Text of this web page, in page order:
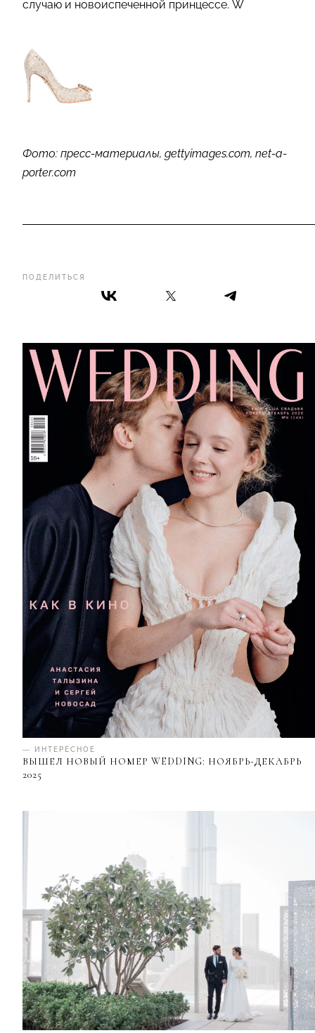
ПОДЕЛИТЬСЯ
— ИНТЕРЕСНОЕ
ВЫШЕЛ НОВЫЙ НОМЕР WEDDING: НОЯБРЬ-ДЕКАБРЬ
2025
случаю и новоиспеченной принцессе. W
Фото: пресс-материалы, gettyimages.com, net-a-
porter.com